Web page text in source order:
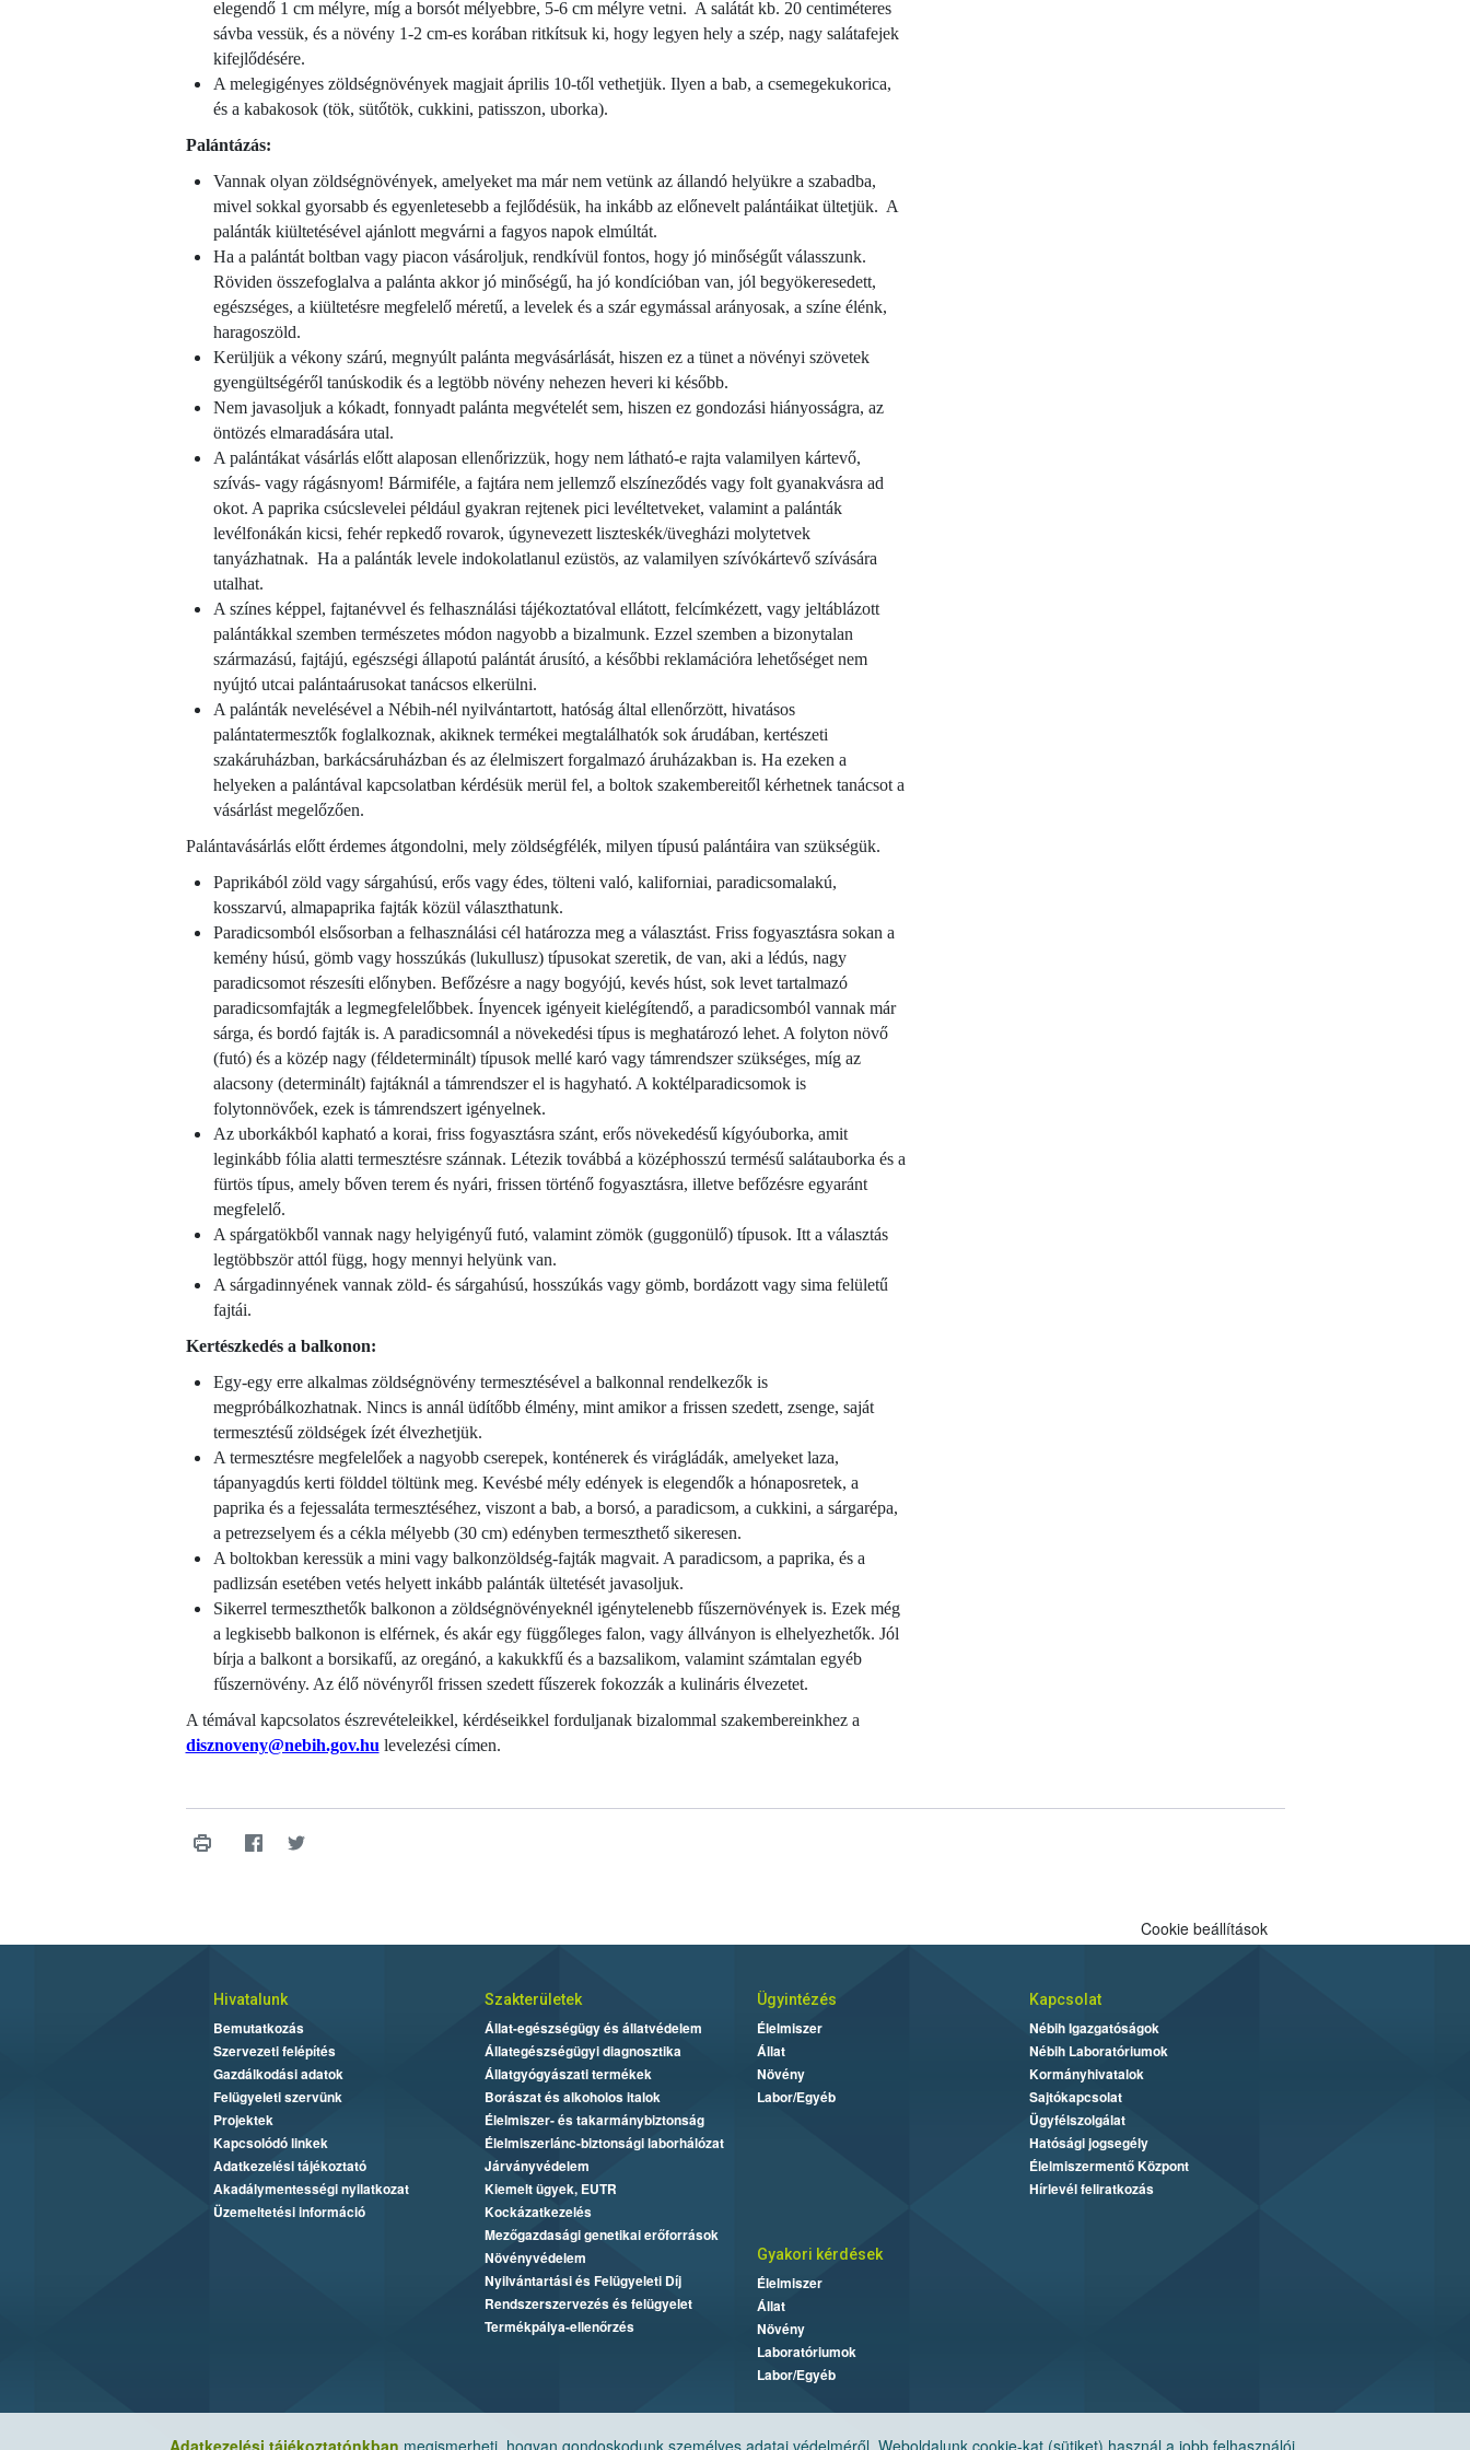
elegendő 1 cm mélyre, míg a borsót mélyebbre, 5-6 cm mélyre vetni. A salátát kb. 20 centiméteres
sávba vessük, és a növény 1-2 cm-es korában ritkítsuk ki, hogy legyen hely a szép, nagy salátafejek
kifejlődésére.
A melegigényes zöldségnövények magjait április 10-től vethetjük. Ilyen a bab, a csemegekukorica,
és a kabakosok (tök, sütőtök, cukkini, patisszon, uborka).
Palántázás:
Vannak olyan zöldségnövények, amelyeket ma már nem vetünk az állandó helyükre a szabadba,
mivel sokkal gyorsabb és egyenletesebb a fejlődésük, ha inkább az előnevelt palántáikat ültetjük. A
palánták kiültetésével ajánlott megvárni a fagyos napok elmúltát.
Ha a palántát boltban vagy piacon vásároljuk, rendkívül fontos, hogy jó minőségűt válasszunk.
Röviden összefoglalva a palánta akkor jó minőségű, ha jó kondícióban van, jól begyökeresedett,
egészséges, a kiültetésre megfelelő méretű, a levelek és a szár egymással arányosak, a színe élénk,
haragoszöld.
Kerüljük a vékony szárú, megnyúlt palánta megvásárlását, hiszen ez a tünet a növényi szövetek
gyengültségéről tanúskodik és a legtöbb növény nehezen heveri ki később.
Nem javasoljuk a kókadt, fonnyadt palánta megvételét sem, hiszen ez gondozási hiányosságra, az
öntözés elmaradására utal.
A palántákat vásárlás előtt alaposan ellenőrizzük, hogy nem látható-e rajta valamilyen kártevő,
szívás- vagy rágásnyom! Bármiféle, a fajtára nem jellemző elszíneződés vagy folt gyanakvásra ad
okot. A paprika csúcslevelei például gyakran rejtenek pici levéltetveket, valamint a palánták
levélfonákán kicsi, fehér repkedő rovarok, úgynevezett liszteskék/üvegházi molytetvek
tanyázhatnak. Ha a palánták levele indokolatlanul ezüstös, az valamilyen szívókártevő szívására
utalhat.
A színes képpel, fajtanévvel és felhasználási tájékoztatóval ellátott, felcímkézett, vagy jeltáblázott
palántákkal szemben természetes módon nagyobb a bizalmunk. Ezzel szemben a bizonytalan
származású, fajtájú, egészségi állapotú palántát árusító, a későbbi reklamációra lehetőséget nem
nyújtó utcai palántaárusokat tanácsos elkerülni.
A palánták nevelésével a Nébih-nél nyilvántartott, hatóság által ellenőrzött, hivatásos
palántatermesztők foglalkoznak, akiknek termékei megtalálhatók sok árudában, kertészeti
szakáruházban, barkácsáruházban és az élelmiszert forgalmazó áruházakban is. Ha ezeken a
helyeken a palántával kapcsolatban kérdésük merül fel, a boltok szakembereitől kérhetnek tanácsot a
vásárlást megelőzően.
Palántavásárlás előtt érdemes átgondolni, mely zöldségfélék, milyen típusú palántáira van szükségük.
Paprikából zöld vagy sárgahúsú, erős vagy édes, tölteni való, kaliforniai, paradicsomalakú,
kosszarvú, almapaprika fajták közül választhatunk.
Paradicsomból elsősorban a felhasználási cél határozza meg a választást. Friss fogyasztásra sokan a
kemény húsú, gömb vagy hosszúkás (lukullusz) típusokat szeretik, de van, aki a lédús, nagy
paradicsomot részesíti előnyben. Befőzésre a nagy bogyójú, kevés húst, sok levet tartalmazó
paradicsomfajták a legmegfelelőbbek. Ínyencek igényeit kielégítendő, a paradicsomból vannak már
sárga, és bordó fajták is. A paradicsomnál a növekedési típus is meghatározó lehet. A folyton növő
(futó) és a közép nagy (féldeterminált) típusok mellé karó vagy támrendszer szükséges, míg az
alacsony (determinált) fajtáknál a támrendszer el is hagyható. A koktélparadicsomok is
folytonnövőek, ezek is támrendszert igényelnek.
Az uborkákból kapható a korai, friss fogyasztásra szánt, erős növekedésű kígyóuborka, amit
leginkább fólia alatti termesztésre szánnak. Létezik továbbá a középhosszú termésű salátauborka és a
fürtös típus, amely bőven terem és nyári, frissen történő fogyasztásra, illetve befőzésre egyaránt
megfelelő.
A spárgatökből vannak nagy helyigényű futó, valamint zömök (guggonülő) típusok. Itt a választás
legtöbbször attól függ, hogy mennyi helyünk van.
A sárgadinnyének vannak zöld- és sárgahúsú, hosszúkás vagy gömb, bordázott vagy sima felületű
fajtái.
Kertészkedés a balkonon:
Egy-egy erre alkalmas zöldségnövény termesztésével a balkonnal rendelkezők is
megpróbálkozhatnak. Nincs is annál üdítőbb élmény, mint amikor a frissen szedett, zsenge, saját
termesztésű zöldségek ízét élvezhetjük.
A termesztésre megfelelőek a nagyobb cserepek, konténerek és virágládák, amelyeket laza,
tápanyagdús kerti földdel töltünk meg. Kevésbé mély edények is elegendők a hónaposretek, a
paprika és a fejessaláta termesztéséhez, viszont a bab, a borsó, a paradicsom, a cukkini, a sárgarépa,
a petrezselyem és a cékla mélyebb (30 cm) edényben termeszthető sikeresen.
A boltokban keressük a mini vagy balkonzöldség-fajták magvait. A paradicsom, a paprika, és a
padlizsán esetében vetés helyett inkább palánták ültetését javasoljuk.
Sikerrel termeszthetők balkonon a zöldségnövényeknél igénytelenebb fűszernövények is. Ezek még
a legkisebb balkonon is elférnek, és akár egy függőleges falon, vagy állványon is elhelyezhetők. Jól
bírja a balkont a borsikafű, az oregánó, a kakukkfű és a bazsalikom, valamint számtalan egyéb
fűszernövény. Az élő növényről frissen szedett fűszerek fokozzák a kulináris élvezetet.
A témával kapcsolatos észrevételeikkel, kérdéseikkel forduljanak bizalommal szakembereinkhez a
disznoveny@nebih.gov.hu levelezési címen.
Adatkezelési tájékoztatónkban megismerheti, hogyan gondoskodunk személyes adatai védelméről. Weboldalunk cookie-kat (sütiket) használ a jobb felhasználói
Cookie beállítások
Hivatalunk
Bemutatkozás
Szervezeti felépítés
Gazdálkodási adatok
Felügyeleti szervünk
Projektek
Kapcsolódó linkek
Adatkezelési tájékoztató
Akadálymentességi nyilatkozat
Üzemeltetési információ
Szakterületek
Állat-egészségügy és állatvédelem
Állategészségügyi diagnosztika
Állatgyógyászati termékek
Borászat és alkoholos italok
Élelmiszer- és takarmánybiztonság
Élelmiszerlánc-biztonsági laborhálózat
Járványvédelem
Kiemelt ügyek, EUTR
Kockázatkezelés
Mezőgazdasági genetikai erőforrások
Növényvédelem
Nyilvántartási és Felügyeleti Díj
Rendszerszervezés és felügyelet
Termékpálya-ellenőrzés
Ügyintézés
Élelmiszer
Állat
Növény
Labor/Egyéb
Kapcsolat
Nébih Igazgatóságok
Nébih Laboratóriumok
Kormányhivatalok
Sajtókapcsolat
Ügyfélszolgálat
Hatósági jogsegély
Élelmiszermentő Központ
Hírlevél feliratkozás
Gyakori kérdések
Élelmiszer
Állat
Növény
Laboratóriumok
Labor/Egyéb